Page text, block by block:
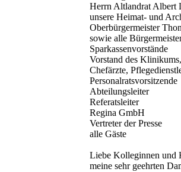
Herrn Altlandrat Albert
unsere Heimat- und
Oberbürgermeister
sowie alle
Sparkassenvorstände
Vorstand des
Chefärzte,
Personalratsvorsitzende
Abteilungsleiter
Referatsleiter
Regina GmbH
Vertreter der Presse
alle Gäste
Liebe Kolleginnen und
meine sehr geehrten